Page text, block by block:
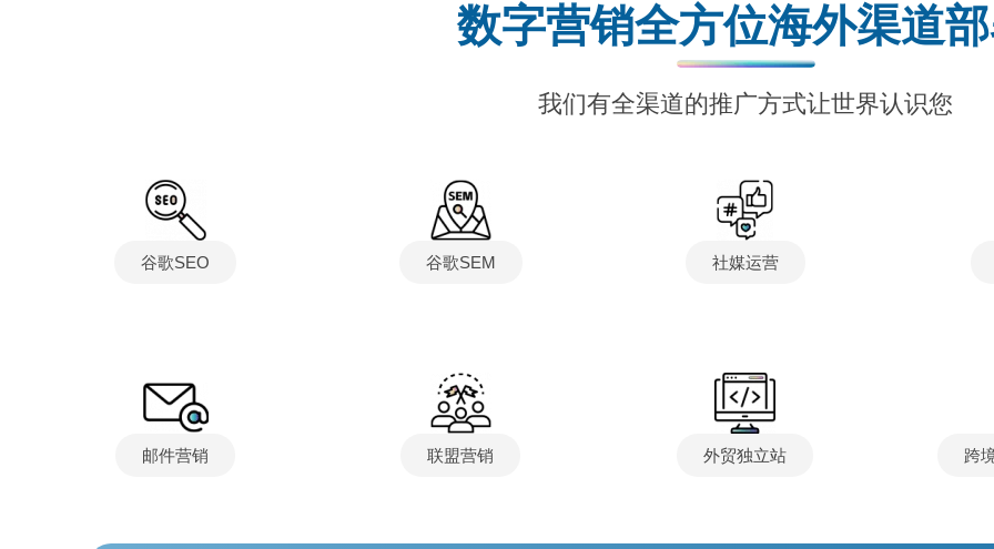
数字营销全方位海外渠道
我们有全渠道的推广方式让世界认识您
谷歌SEO 谷歌SEM 社媒运营
邮件营销 联盟营销 外贸独立站 跨